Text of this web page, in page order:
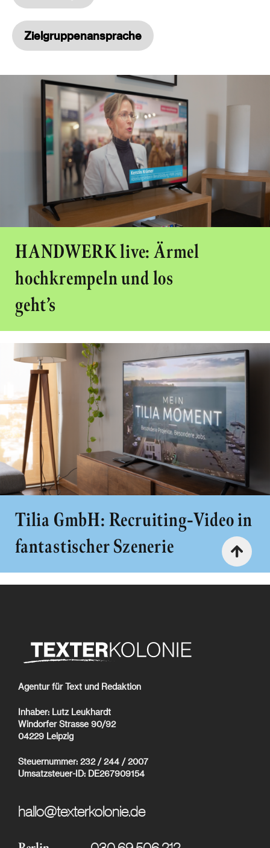
Zielgruppenansprache
HANDWERK live: Ärmel
hochkrempeln und los
geht’s
Tilia GmbH: Recruiting-Video in
fantastischer Szenerie
Agentur für Text und Redaktion
Inhaber: Lutz Leukhardt
Windorfer Strasse 90/92
04229 Leipzig
Steuernummer: 232 / 244 / 2007
Umsatzsteuer-ID: DE267909154
hallo@texterkolonie.de